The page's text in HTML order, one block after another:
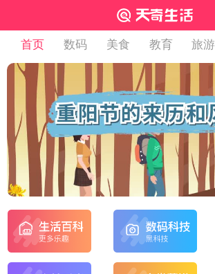
首页 数码 美食 教育 旅游